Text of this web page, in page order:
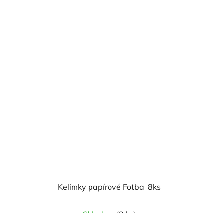
Kelímky papírové Fotbal 8ks